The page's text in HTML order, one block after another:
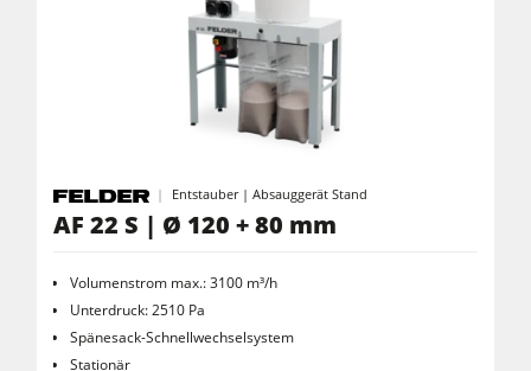
Entstauber | Absauggerät Stand
AF 22 S | Ø 120 + 80 mm
Volumenstrom max.: 3100 m³/h
Unterdruck: 2510 Pa
Spänesack-Schnellwechselsystem
Stationär